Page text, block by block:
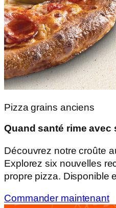
Pizza grains anciens
Quand santé rime avec
Découvrez notre croûte
Explorez six nouvelles
propre pizza. Disponible
Commander maintenant